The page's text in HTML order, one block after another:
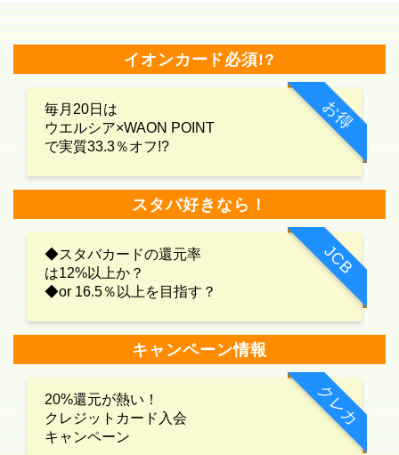
イオンカード必須!?
お得
毎月20日は
ウエルシア×WAON POINT
で実質33.3％オフ!?
スタバ好きなら！
JCB
◆スタバカードの還元率
は12%以上か？
◆or 16.5％以上を目指す？
キャンペーン情報
クレカ
20%還元が熱い！
クレジットカード入会
キャンペーン